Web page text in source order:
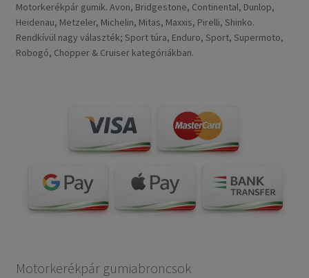
Motorkerékpár gumik. Avon, Bridgestone, Continental, Dunlop,
Heidenau, Metzeler, Michelin, Mitas, Maxxis, Pirelli, Shinko.
Rendkívül nagy választék; Sport túra, Enduro, Sport, Supermoto,
Robogó, Chopper & Cruiser kategóriákban.
Motorkerékpár gumiabroncsok